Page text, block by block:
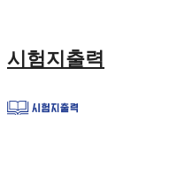
시험지출력